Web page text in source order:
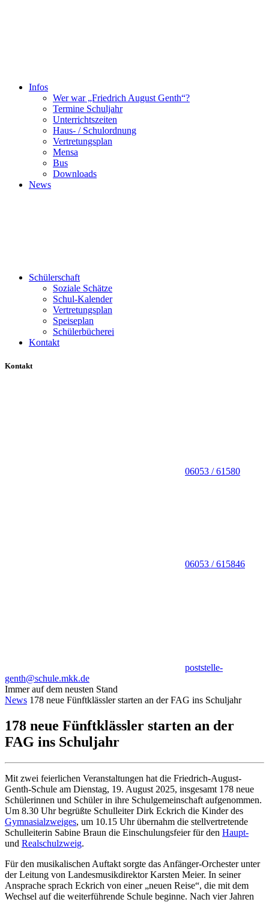
Infos
Wer war „Friedrich August Genth“?
Termine Schuljahr
Unterrichtszeiten
Haus- / Schulordnung
Vertretungsplan
Mensa
Bus
Downloads
News
Schülerschaft
Soziale Schätze
Schul-Kalender
Vertretungsplan
Speiseplan
Schülerbücherei
Kontakt
Kontakt
06053 / 61580
06053 / 615846
poststelle-
genth@schule.mkk.de
Immer auf dem neusten Stand
News 178 neue Fünftklässler starten an der FAG ins Schuljahr
178 neue Fünftklässler starten an der
FAG ins Schuljahr
Mit zwei feierlichen Veranstaltungen hat die Friedrich-August-
Genth-Schule am Dienstag, 19. August 2025, insgesamt 178 neue
Schülerinnen und Schüler in ihre Schulgemeinschaft aufgenommen.
Um 8.30 Uhr begrüßte Schulleiter Dirk Eckrich die Kinder des
Gymnasialzweiges, um 10.15 Uhr übernahm die stellvertretende
Schulleiterin Sabine Braun die Einschulungsfeier für den Haupt-
und Realschulzweig.
Für den musikalischen Auftakt sorgte das Anfänger-Orchester unter
der Leitung von Landesmusikdirektor Karsten Meier. In seiner
Ansprache sprach Eckrich von einer „neuen Reise“, die mit dem
Wechsel auf die weiterführende Schule beginne. Nach vier Jahren